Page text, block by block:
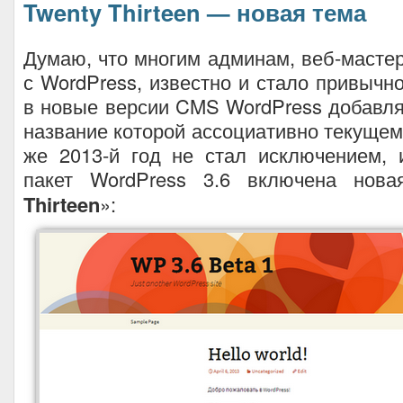
Twenty Thirteen — новая тема
Думаю, что многим админам, веб-
с WordPress, известно и стало
в новые версии CMS WordPress
название которой ассоциативно
же 2013-й год не стал исключением,
пакет WordPress 3.6 включена
Thirteen»: